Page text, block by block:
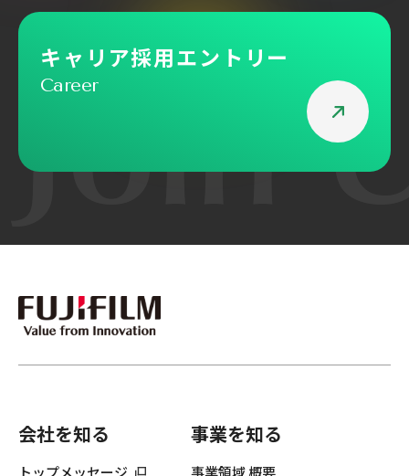
Join
キャリア採用エントリー
Career
会社を知る
トップメッセージ
事業を知る
事業領域 概要